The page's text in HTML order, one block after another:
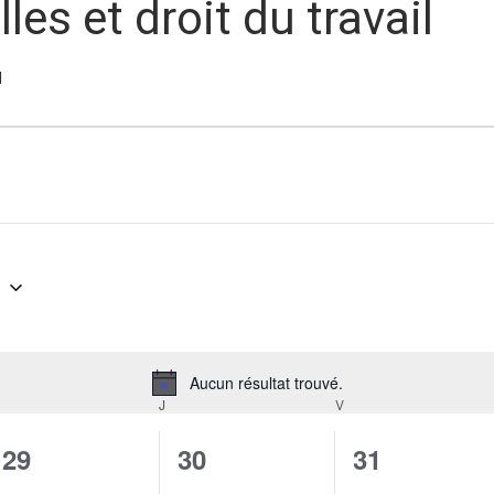
et droit du travail
Notice
Aucun résultat trouvé.
J VVENDREDI
0
29
0
30
0
31